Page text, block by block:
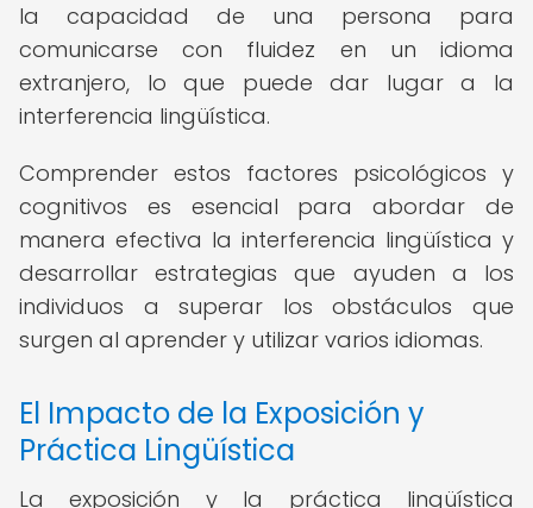
la capacidad de una persona para
comunicarse con fluidez en un idioma
extranjero, lo que puede dar lugar a la
interferencia lingüística.
Comprender estos factores psicológicos y
cognitivos es esencial para abordar de
manera efectiva la interferencia lingüística y
desarrollar estrategias que ayuden a los
individuos a superar los obstáculos que
surgen al aprender y utilizar varios idiomas.
El Impacto de la Exposición y
Práctica Lingüística
La exposición y la práctica lingüística